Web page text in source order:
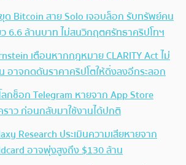
ด Bitcoin สาย Solo เจอบล็อก รับทรัพย์คน
ว 6.6 ล้านบาท ไม่สนวิกฤตศรัทธาคริปโทฯ
เตือนหากกฎหมาย CLARITY Act ไม่
อาจกดดันราคาคริปโตให้ดิ่งลงอีกระลอก
ลกช็อก Telegram หายจาก App Store
ราว ก่อนกลับมาใช้งานได้ปกติ
Research ประเมินความเสียหายจาก
อาจพุ่งสูงถึง $130 ล้าน